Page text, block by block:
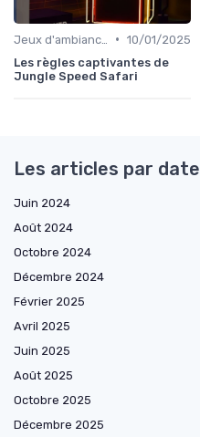
• 10/01/2025
Les règles captivantes de
Jungle Speed Safari
Les articles par date
Juin 2024
Août 2024
Octobre 2024
Décembre 2024
Février 2025
Avril 2025
Juin 2025
Août 2025
Octobre 2025
Décembre 2025